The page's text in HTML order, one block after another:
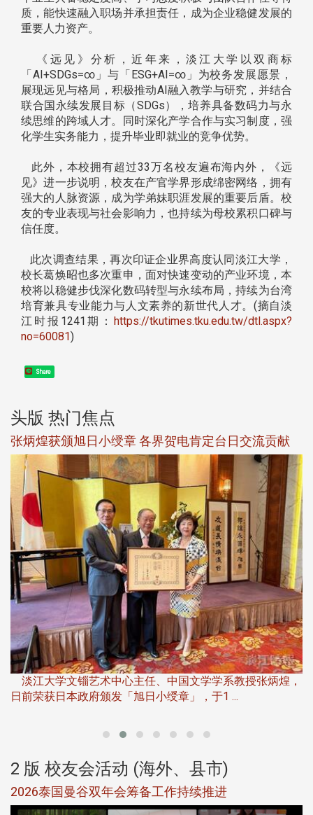
质，能快速融入职场并承担责任，成为企业稳健发展的
重要人力资产。
《远见》分析，近年来，淡江大学以双商标
「AI+SDGs=∞」与「ESG+AI=∞」为校务发展愿景，
展现远见与格局，积极推动AI融入教学与研究，并结合
联合国永续发展目标（SDGs），培养具备数码力与永
续思维的跨域人才。同时深化产学合作与实习制度，强
化学生实务能力，提升毕业即就业的竞争优势。
此外，本校拥有超过33万名校友遍布海内外，《远
见》进一步说明，校友在产官学界形成绵密网络，拥有
强大的人脉资源，成为学弟妹职涯发展的重要后盾。校
友的专业表现与社会影响力，也持续为母校累积口碑与
信任度。
此次调查结果，再次印证企业界高度认同淡江大学，
校长葛焕昭也多次重申，面对快速变动的产业环境，本
校将以稳健步伐深化数码转型与永续布局，持续为台湾
培育兼具专业能力与人文素养的新世代人才。(摘自淡
江时报1241期： https://tkutimes.tku.edu.tw/dtl.aspx?
no=60081)
Share
头版 热门焦点
张炳煌获颁旭日小绶章 各界贺电肯定台日交流贡献
淡江大学文锱艺术中心主任、中国文学学系教授张炳煌，
日前荣获日本政府颁发「旭日小绶章」，于1 ...
2 版 校友会活动 (海外、县市)
2026泰国曼谷双年会筹备工作持续推进